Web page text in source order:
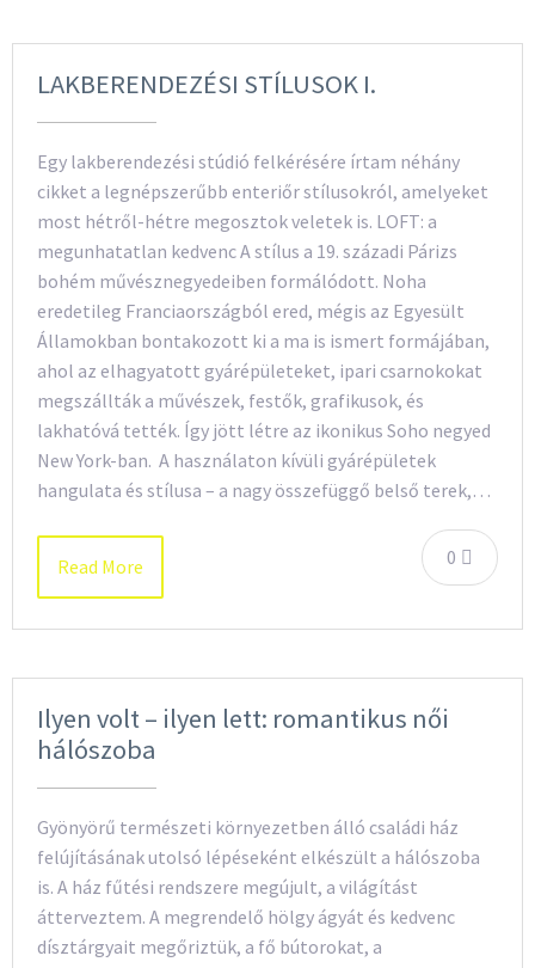
LAKBERENDEZÉSI STÍLUSOK I.
Egy lakberendezési stúdió felkérésére írtam néhány
cikket a legnépszerűbb enteriőr stílusokról, amelyeket
most hétről-hétre megosztok veletek is. LOFT: a
megunhatatlan kedvenc A stílus a 19. századi Párizs
bohém művésznegyedeiben formálódott. Noha
eredetileg Franciaországból ered, mégis az Egyesült
Államokban bontakozott ki a ma is ismert formájában,
ahol az elhagyatott gyárépületeket, ipari csarnokokat
megszállták a művészek, festők, grafikusok, és
lakhatóvá tették. Így jött létre az ikonikus Soho negyed
New York-ban. A használaton kívüli gyárépületek
hangulata és stílusa – a nagy összefüggő belső terek,…
0
Read More
Ilyen volt – ilyen lett: romantikus női
hálószoba
Gyönyörű természeti környezetben álló családi ház
felújításának utolsó lépéseként elkészült a hálószoba
is. A ház fűtési rendszere megújult, a világítást
átterveztem. A megrendelő hölgy ágyát és kedvenc
dísztárgyait megőriztük, a fő bútorokat, a